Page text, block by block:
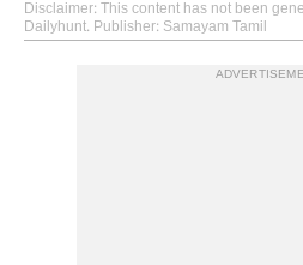
Disclaimer: This content has not been
Dailyhunt. Publisher: Samayam Tamil